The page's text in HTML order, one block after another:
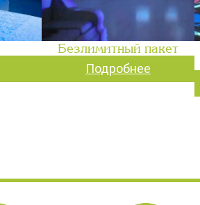
Безлимитный пакет
Подробнее